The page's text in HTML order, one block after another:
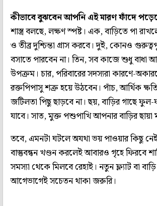
কীভাবে বুঝবেন আপনি এই মারণ ফাঁদে
শাস্ত্র বলছে, লক্ষণ স্পষ্ট। এক, বাড়িতে পা
ও তীব্র দুশ্চিন্তা গ্রাস করবে। দুই, কোনও
বসাতে পারবেন না। তিন, সব কাজে শুধু বাধা
উপক্রম। চার, পরিবারের সদস্যরা কারণে-
রক্তপিপাসু শত্রু হয়ে উঠবেন। পাঁচ, আর্থিক
জটিলতা পিছু ছাড়বে না। ছয়, বাড়ির গাছে ফুল-
যাবে। সাত, মুক্ত পশুপাখি আপনার বাড়ির ছায়া
তবে, এমনটা ঘটলে অযথা ভয় পাওয়ার কিছু
বাস্তুবন্ধন খণ্ডন করলেই আবারও গৃহে ফিরবে
সমস্যা থেকে মিলবে রেহাই। নতুন ফ্ল্যাট বা
আগেভাগেই সচেতন থাকা জরুরি।